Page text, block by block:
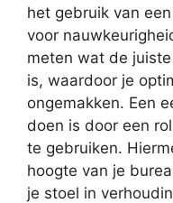
het gebruik van een
voor
meten wat de
is, waardoor je
ongemakken. Een
doen is door een
te gebruiken.
hoogte van je
je stoel in